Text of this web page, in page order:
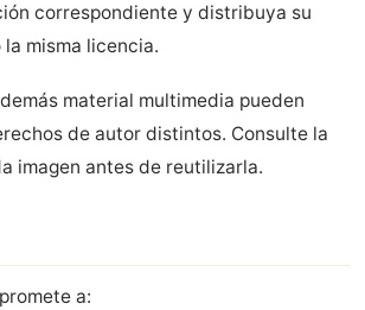
correspondiente y distribuya su
misma licencia.
material multimedia pueden
de autor distintos. Consulte la
imagen antes de reutilizarla.
a: